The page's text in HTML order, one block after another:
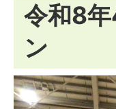
令和8
ン